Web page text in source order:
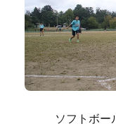
ソフトボ